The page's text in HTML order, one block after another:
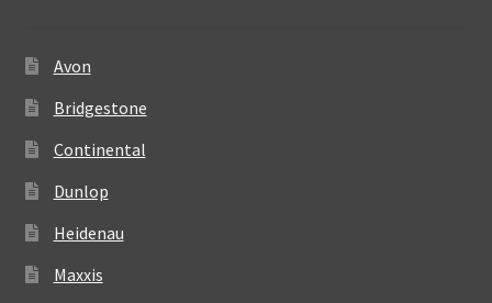
Avon
Bridgestone
Continental
Dunlop
Heidenau
Maxxis